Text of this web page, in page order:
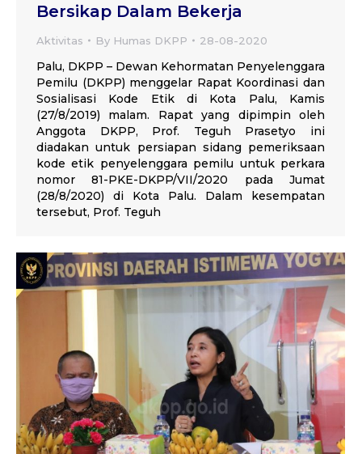
Bersikap Dalam Bekerja
Aktivitas By Humas DKPP 28-08-2020
Palu, DKPP – Dewan Kehormatan Penyelenggara
Pemilu (DKPP) menggelar Rapat Koordinasi dan
Sosialisasi Kode Etik di Kota Palu, Kamis
(27/8/2019) malam. Rapat yang dipimpin oleh
Anggota DKPP, Prof. Teguh Prasetyo ini
diadakan untuk persiapan sidang pemeriksaan
kode etik penyelenggara pemilu untuk perkara
nomor 81-PKE-DKPP/VII/2020 pada Jumat
(28/8/2020) di Kota Palu. Dalam kesempatan
tersebut, Prof. Teguh